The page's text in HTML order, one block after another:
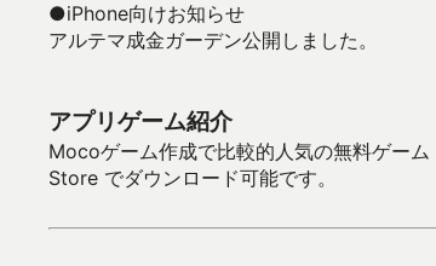
●iPhone向けお知らせ
アルテマ成金ガーデン公開しました。
アプリゲーム紹介
Mocoゲーム作成で比較的人気の無料ゲーム
Store でダウンロード可能です。